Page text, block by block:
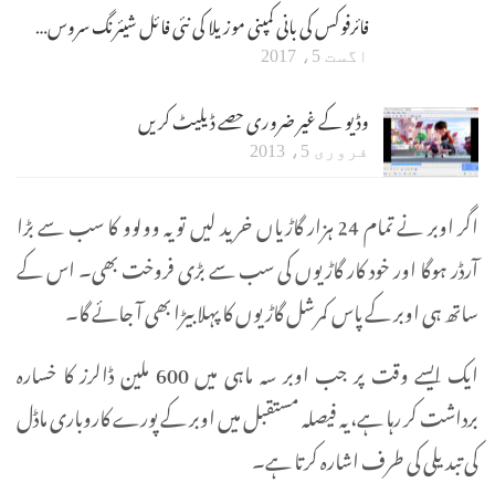
فائرفوکس کی بانی کمپنی موزیلا کی نئی فائل شیئرنگ سروس…
اگست 5، 2017
وڈیو کے غیر ضروری حصے ڈیلیٹ کریں
فروری 5، 2013
اگر اوبر نے تمام 24 ہزار گاڑیاں خرید لیں تو یہ وولوو کا سب سے بڑا
آرڈر ہوگا اور خود کار گاڑیوں کی سب سے بڑی فروخت بھی۔ اس کے
ساتھ ہی اوبر کے پاس کمرشل گاڑیوں کا پہلا بیڑا بھی آ جائے گا۔
ایک ایسے وقت پر جب اوبر سہ ماہی میں 600 ملین ڈالرز کا خسارہ
برداشت کر رہا ہے، یہ فیصلہ مستقبل میں اوبر کے پورے کاروباری ماڈل
کی تبدیلی کی طرف اشارہ کرتا ہے۔